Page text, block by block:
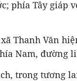
phía Tây giáp
Thanh Văn
Nam, đường
trong tương